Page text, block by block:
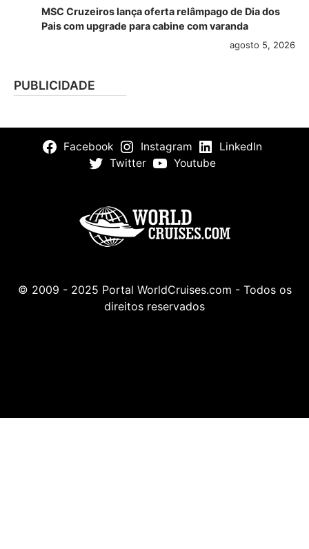
MSC Cruzeiros lança oferta relâmpago de Dia dos
Pais com upgrade para cabine com varanda
agosto 5, 2026
PUBLICIDADE
Facebook Instagram
LinkedIn
Twitter
Youtube
© 2009 - 2025 Portal WorldCruises.com - Todos os
direitos reservados